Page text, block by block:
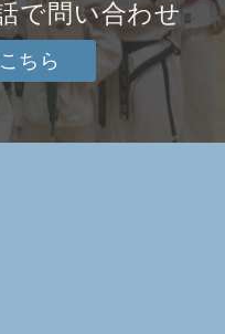
で問い合わせ
ちら